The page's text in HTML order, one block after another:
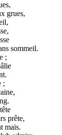
grues,
sommeil.
;
;
prête,
mais.